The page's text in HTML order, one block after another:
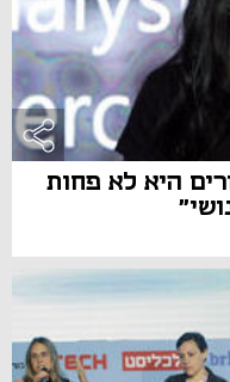
היא לא פחות